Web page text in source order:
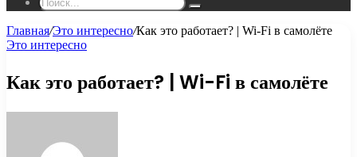
Поиск...
Главная/Это интересно/Как это работает? | Wi-Fi в самолёте
Это интересно
Как это работает? | Wi-Fi в самолёте